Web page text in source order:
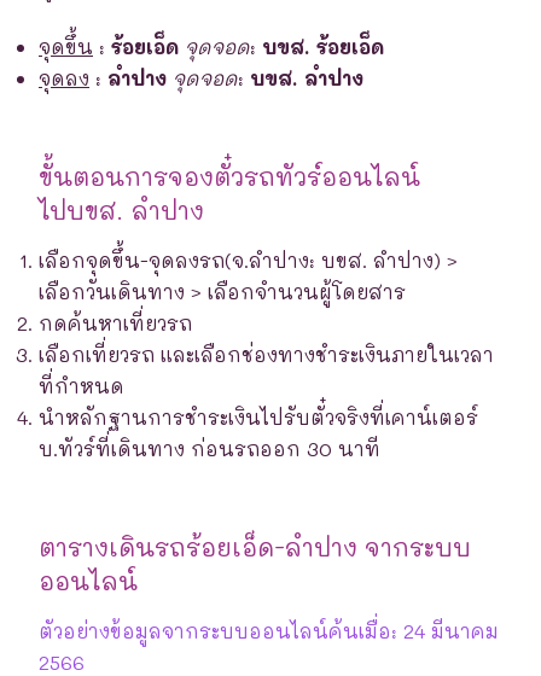
จุดขึ้น : ร้อยเอ็ด จุดจอด: บขส. ร้อยเอ็ด
จุดลง : ลำปาง จุดจอด: บขส. ลำปาง
ขั้นตอนการจองตั๋วรถทัวร์ออนไลน์
ไปบขส. ลำปาง
เลือกจุดขึ้น-จุดลงรถ(จ.ลำปาง: บขส. ลำปาง) >
เลือกวันเดินทาง > เลือกจำนวนผู้โดยสาร
กดค้นหาเที่ยวรถ
เลือกเที่ยวรถ และเลือกช่องทางชำระเงินภายในเวลา
ที่กำหนด
นำหลักฐานการชำระเงินไปรับตั๋วจริงที่เคาน์เตอร์
บ.ทัวร์ที่เดินทาง ก่อนรถออก 30 นาที
ตารางเดินรถร้อยเอ็ด-ลำปาง จากระบบ
ออนไลน์
ตัวอย่างข้อมูลจากระบบออนไลน์ค้นเมื่อ: 24 มีนาคม
2566